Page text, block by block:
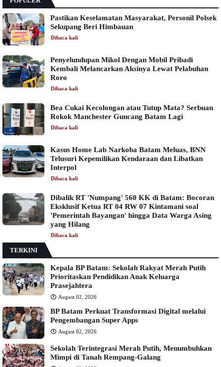
Pastikan Keselamatan Masyarakat, Personil Polsek
Sekupang Beri Himbauan
Dibaca kali
Penyelundupan Mikol Dengan Mobil Pribadi
Kembali Melancarkan Aksinya Lewat Pelabuhan
Roro
Dibaca kali
Bea Cukai Kecolongan atau Tutup Mata? Serbuan
Rokok Manchester Guncang Batam Lagi
Dibaca kali
Kasus Home Lab Narkoba Batam Meluas, BNN
Telusuri Kepemilikan Kendaraan dan Libatkan
Interpol
Dibaca kali
Dibalik RT 'Numpang' 560 KK di Batam: Bocoran
Eksklusif Ketua RT 04 RW 07 Kintamani soal
'Pemerintah Bayangan' hingga Data Warga Asing
yang Hilang
Dibaca kali
TERKINI
Kepala BP Batam: Sekolah Rakyat Merah Putih
Prioritaskan Pendidikan Anak Keluarga
Prasejahtera
August 02, 2026
BP Batam Perkuat Transformasi Digital melalui
Pengembangan Super Apps
August 02, 2026
Sekolah Terintegrasi Merah Putih, Menumbuhkan
Mimpi di Tanah Rempang-Galang